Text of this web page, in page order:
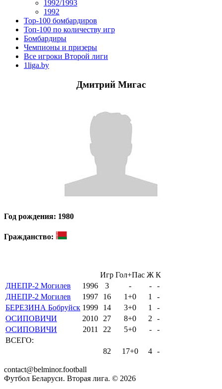
1992/1993
1992
Top-100 бомбардиров
Топ-100 по количеству игр
Бомбардиры
Чемпионы и призеры
Все игроки Второй лиги
1liga.by
Дмитрий Мигас
Год рождения: 1980
Гражданство:
Игр Гол+Пас Ж К
ДНЕПР-2 Могилев
1996 3 - -
-
ДНЕПР-2 Могилев
1997 16 1+0 1
-
БЕРЕЗИНА Бобруйск 1999 14 3+0 1
-
ОСИПОВИЧИ
2010 27 8+0 2
-
ОСИПОВИЧИ
2011 22 5+0 -
-
ВСЕГО:
82
17+0 4 -
contact@belminor.football
Футбол Беларуси. Вторая лига. © 2026